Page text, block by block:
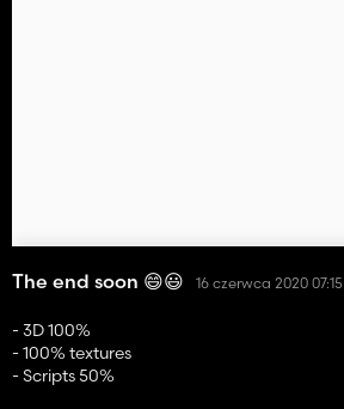
The end soon 😄😃 16 czerwca 2020 07:15
- 3D 100%
- 100% textures
- Scripts 50%